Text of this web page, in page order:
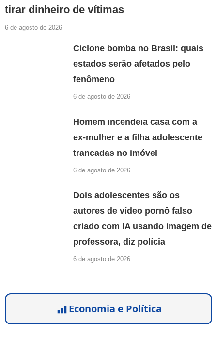
tirar dinheiro de vítimas
6 de agosto de 2026
Ciclone bomba no Brasil: quais
estados serão afetados pelo
fenômeno
6 de agosto de 2026
Homem incendeia casa com a
ex-mulher e a filha adolescente
trancadas no imóvel
6 de agosto de 2026
Dois adolescentes são os
autores de vídeo pornô falso
criado com IA usando imagem de
professora, diz polícia
6 de agosto de 2026
Economia e Política